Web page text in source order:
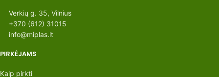
Verkių g. 35, Vilnius
+370 (612) 31015
info@miplas.lt
PIRKĖJAMS
Kaip pirkti